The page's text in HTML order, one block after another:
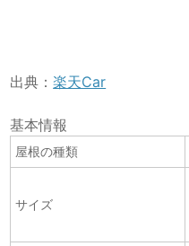
出典：楽天Car
基本情報
屋根の種類
サイズ